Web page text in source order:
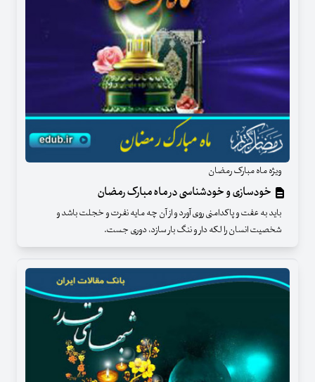
ویژه ماه مبارک رمضان
خودسازی و خودشناسی در ماه مبارک رمضان
باید به عفت و پاکدامنی روی آورد و از آن چه مایه نفرت و خجلت باشد و
شخصیت انسان را لکه دار و ننگ بار سازد، دوری جست.